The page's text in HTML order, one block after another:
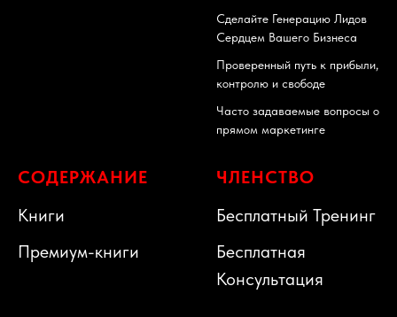
Сделайте Генерацию Лидов
Сердцем Вашего Бизнеса
Проверенный путь к прибыли,
контролю и свободе
Часто задаваемые вопросы о
прямом маркетинге
СОДЕРЖАНИЕ
Книги
Премиум-книги
ЧЛЕНСТВО
Бесплатный Тренинг
Бесплатная
Консультация